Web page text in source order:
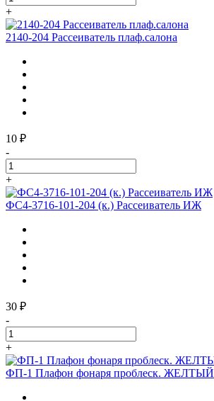
+
2140-204 Рассеиватель плаф.салона
10 ₽
-
+
ФС4-3716-101-204 (к.) Рассеиватель ИЖ
30 ₽
-
+
ФП-1 Плафон фонаря проблеск. ЖЕЛТЫЙ